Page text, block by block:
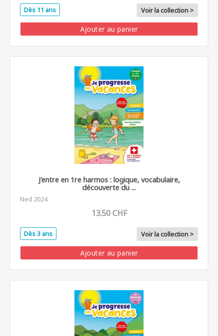
Dès 11 ans Voir la collection >
Ajouter au panier
J'entre en 1re harmos : logique, vocabulaire,
découverte du ...
Ned 2024
13.50 CHF
Dès 3 ans Voir la collection >
Ajouter au panier